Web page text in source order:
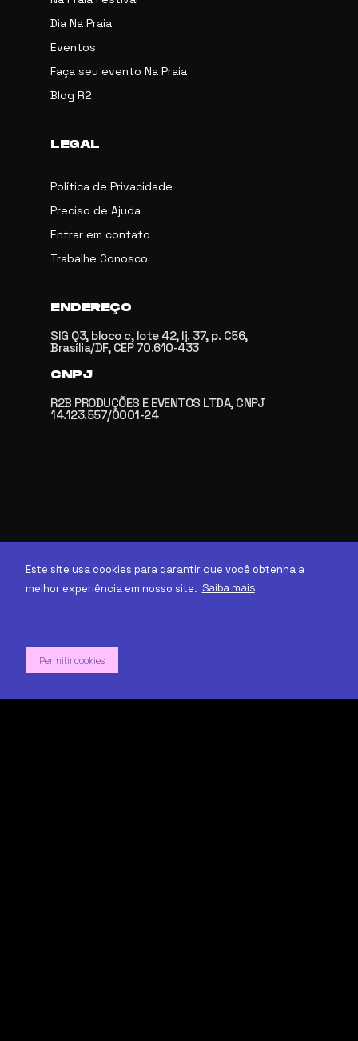
Este site usa cookies para garantir que você obtenha a
melhor experiência em nosso site. Saiba mais
Permitir cookies
Dia Na Praia
Eventos
Faça seu evento Na Praia
Blog R2
LEGAL
Política de Privacidade
Preciso de Ajuda
Entrar em contato
Trabalhe Conosco
ENDEREÇO
SIG Q3, bloco c, lote 42, lj. 37, p. C56,
Brasília/DF, CEP 70.610-433
CNPJ
R2B PRODUÇÕES E EVENTOS LTDA, CNPJ
14.123.557/0001-24